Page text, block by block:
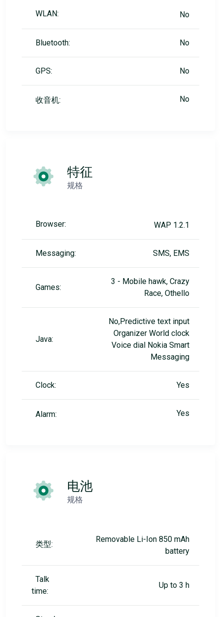
WLAN: No
Bluetooth: No
GPS: No
收音机: No
特征
规格
Browser: WAP 1.2.1
Messaging: SMS, EMS
Games:
3 - Mobile hawk, Crazy
Race, Othello
Java:
No,Predictive text input
Organizer World clock
Voice dial Nokia Smart
Messaging
Clock: Yes
Alarm: Yes
电池
规格
类型:
Removable Li-Ion 850 mAh
battery
Talk
time:
Up to 3 h